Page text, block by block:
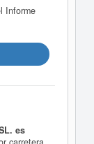
Informe
es